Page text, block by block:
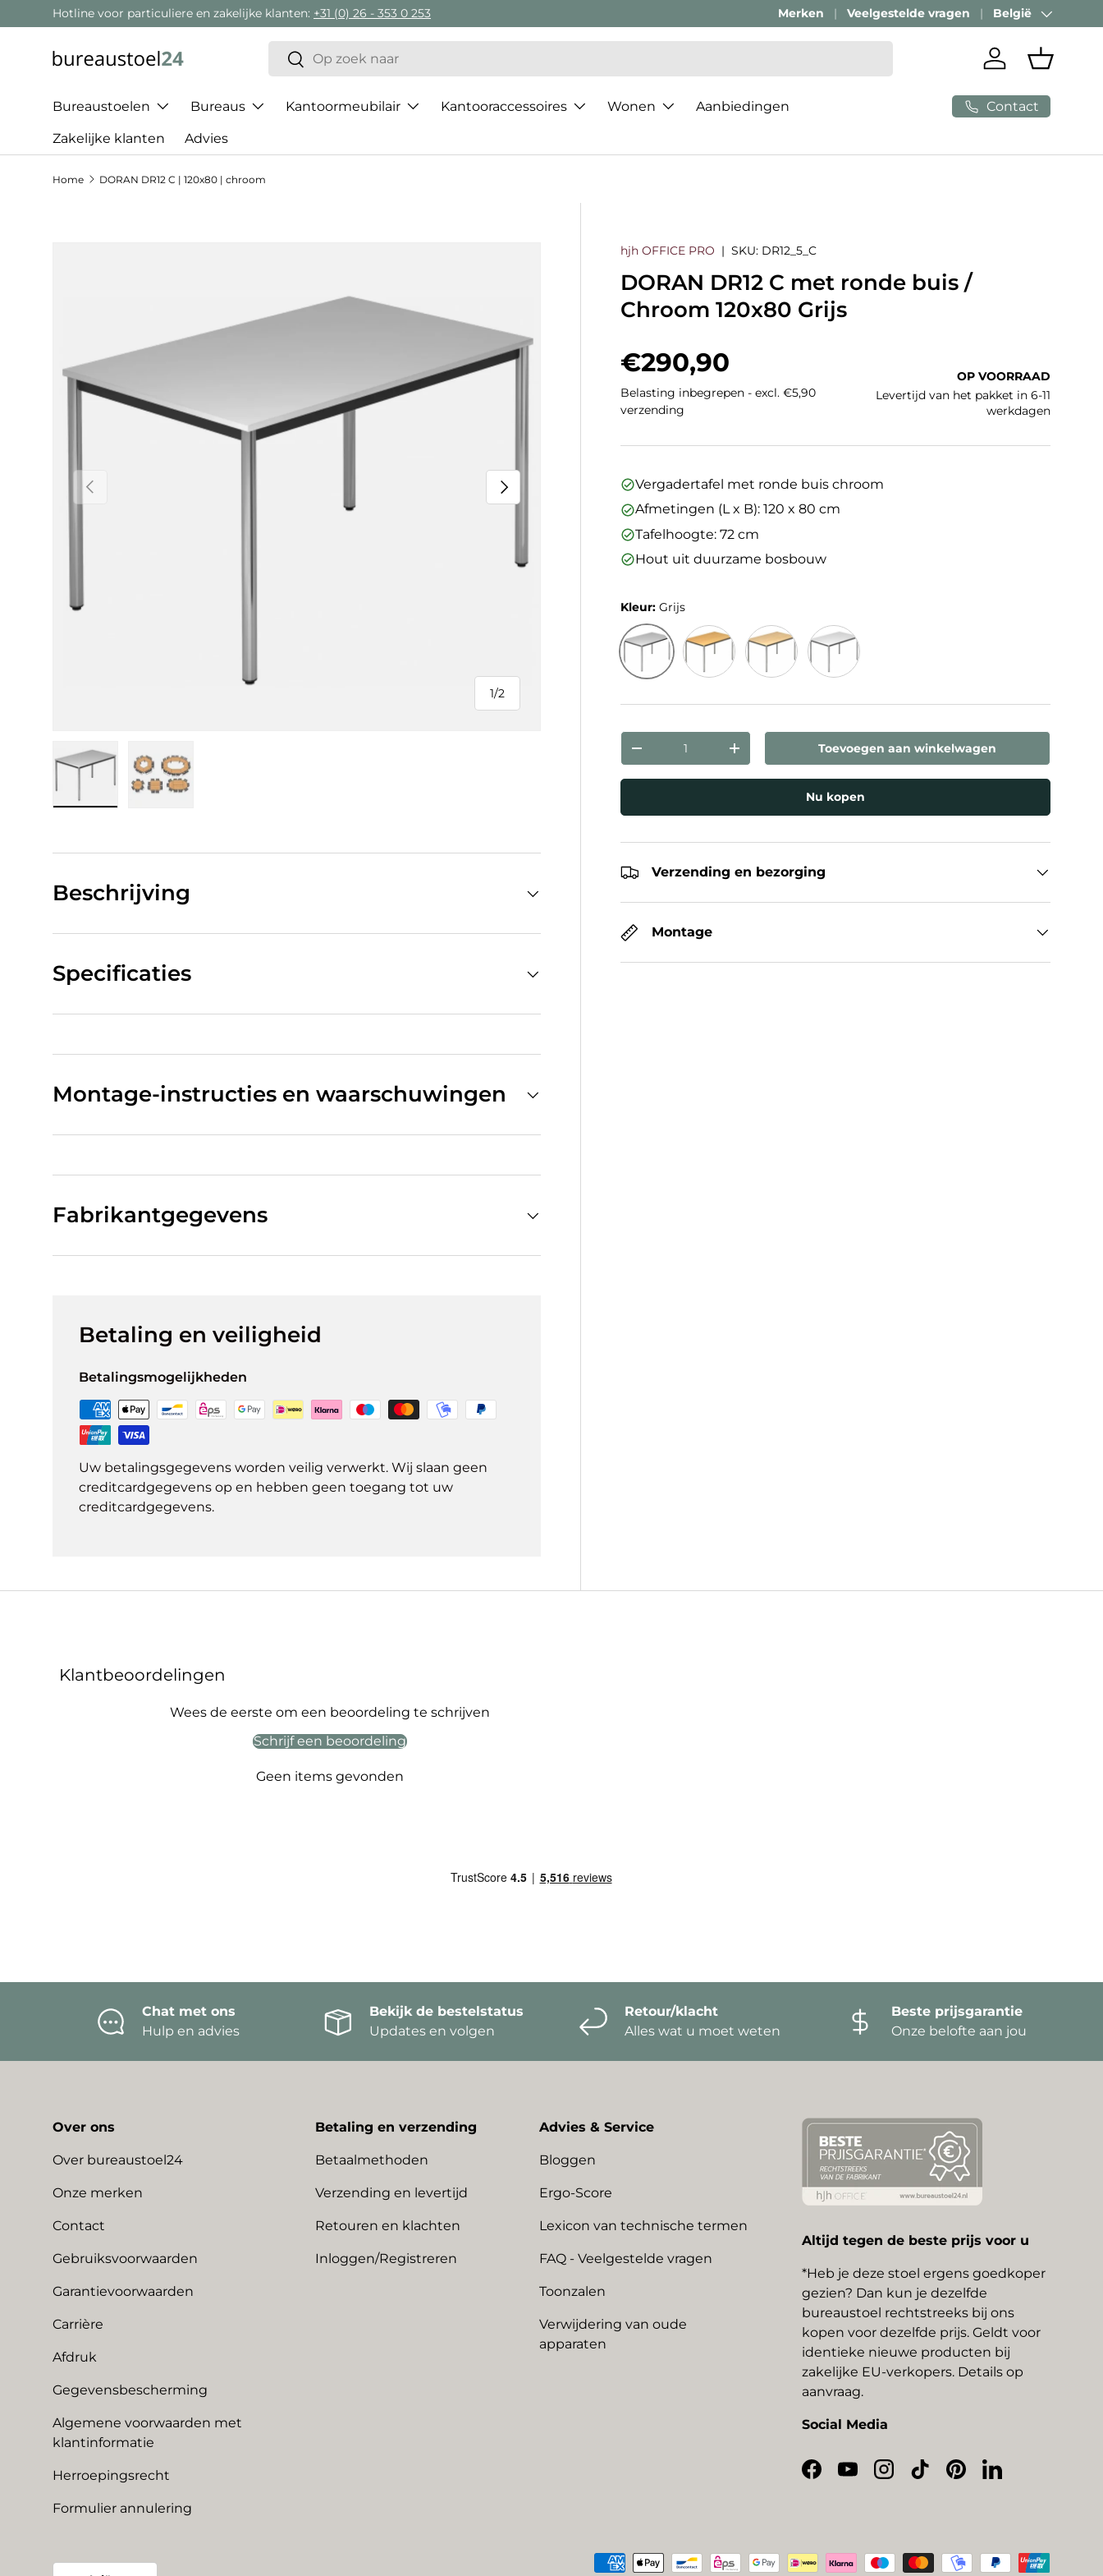
Ga naar inhoud
Hotline voor particuliere en zakelijke klanten: +31 (0) 26 - 353 0 253 Merken Veelgestelde vragen Land/Regio
België
Zoeken
Zoeken
InloggenMandje
Bureaustoelen Bureaus Kantoormeubilair Kantooraccessoires Wonen Aanbiedingen
Zakelijke klanten Advies
Contact
Home DORAN DR12 C | 120x80 | chroom
Vorige
1/
van
2
Volgende
hjh OFFICE PRO |SKU: DR12_5_C
DORAN DR12 C met ronde buis /
Chroom 120x80 Grijs
Reguliere prijs
€290,90
Belasting inbegrepen - excl. €5,90
verzending
OP VOORRAAD
Levertijd van het pakket in 6-11
werkdagen
Vergadertafel met ronde buis chroom
Afmetingen (L x B): 120 x 80 cm
Tafelhoogte: 72 cm
Hout uit duurzame bosbouw
Kleur:Grijs
Grijs
Aantal
Verlaag de hoeveelheidVerhoog de hoeveelheidToevoegen aan winkelwagen
Nu kopen
Verzending en bezorging
Montage
Beschrijving
Specificaties
Montage-instructies en waarschuwingen
Fabrikantgegevens
Betaling en veiligheid
Betalingsmogelijkheden
Uw betalingsgegevens worden veilig verwerkt. Wij slaan geen
creditcardgegevens op en hebben geen toegang tot uw
creditcardgegevens.
Klantbeoordelingen
Wees de eerste om een beoordeling te schrijven
Schrijf een beoordeling
Geen items gevonden
Chat met ons
Hulp en advies
Bekijk de bestelstatus
Updates en volgen
Retour/klacht
Alles wat u moet weten
Beste prijsgarantie
Onze belofte aan jou
Over ons
Over bureaustoel24
Onze merken
Contact
Gebruiksvoorwaarden
Garantievoorwaarden
Carrière
Afdruk
Gegevensbescherming
Algemene voorwaarden met
klantinformatie
Herroepingsrecht
Formulier annulering
Betaling en verzending
Betaalmethoden
Verzending en levertijd
Retouren en klachten
Inloggen/Registreren
Advies & Service
Bloggen
Ergo-Score
Lexicon van technische termen
FAQ - Veelgestelde vragen
Toonzalen
Verwijdering van oude
apparaten
Altijd tegen de beste prijs voor u
*Heb je deze stoel ergens goedkoper
gezien? Dan kun je dezelfde
bureaustoel rechtstreeks bij ons
kopen voor dezelfde prijs. Geldt voor
identieke nieuwe producten bij
zakelijke EU-verkopers. Details op
aanvraag.
Social Media
Facebook
YouTubeInstagram
TikTokPinterestLinkedIn
Geaccepteerde betaalmethoden